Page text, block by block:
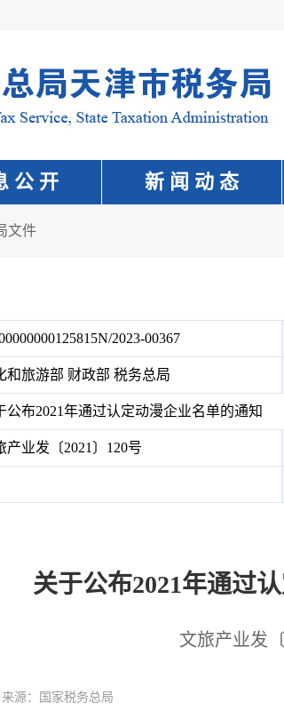
公 开 新 闻 动 态
文件
2023-00367
和旅游部 财政部 税务总局
公布2021年通过认定动漫企业名单的通知
产业发〔2021〕120号
关于公布2021年通过
文旅产业发
源：国家税务总局